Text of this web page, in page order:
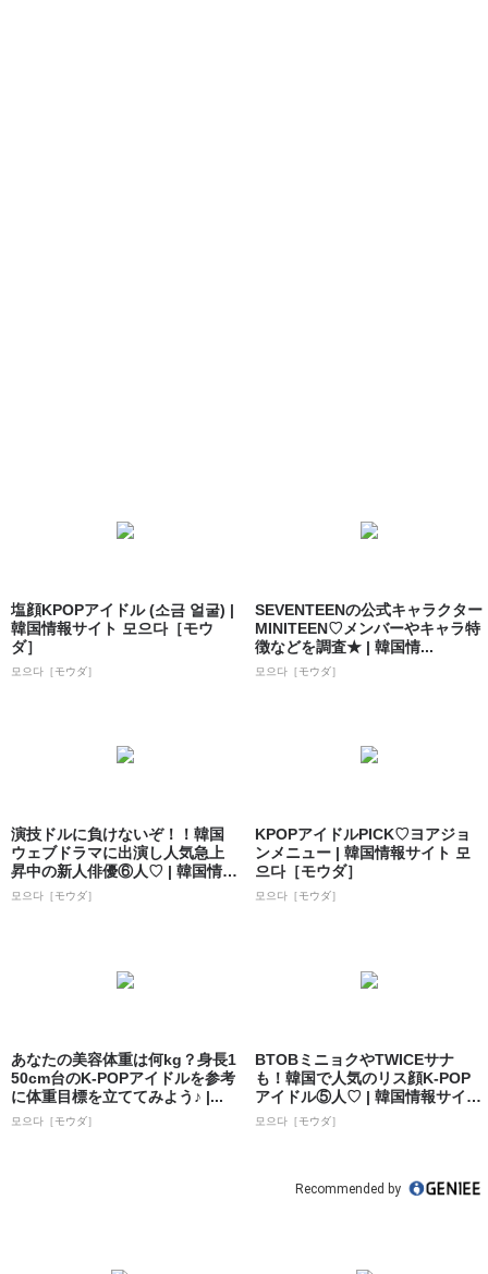
塩顔KPOPアイドル (소금 얼굴) |
韓国情報サイト 모으다［モウ
ダ］
모으다［モウダ］
SEVENTEENの公式キャラクター
MINITEEN♡メンバーやキャラ特
徴などを調査★ | 韓国情...
모으다［モウダ］
演技ドルに負けないぞ！！韓国
ウェブドラマに出演し人気急上
昇中の新人俳優⑥人♡ | 韓国情報
サイト ...
모으다［モウダ］
KPOPアイドルPICK♡ヨアジョ
ンメニュー | 韓国情報サイト 모
으다［モウダ］
모으다［モウダ］
あなたの美容体重は何kg？身長1
50cm台のK-POPアイドルを参考
に体重目標を立ててみよう♪ |...
모으다［モウダ］
BTOBミニョクやTWICEサナ
も！韓国で人気のリス顔K-POP
アイドル⑤人♡ | 韓国情報サイ
ト...
모으다［モウダ］
Recommended by